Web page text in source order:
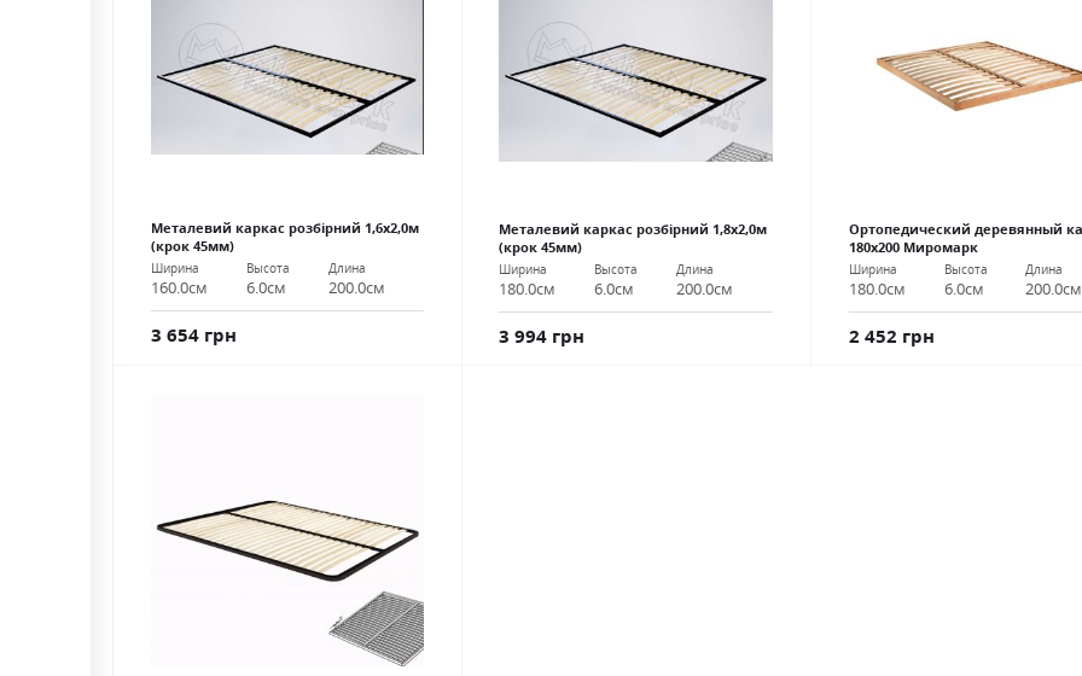
Металевий каркас розбірний 1,6х2,0м
(крок 45мм)
Ширина
160.0см
Высота
6.0см
Длина
200.0см
3 654 грн
Металевий каркас розбірний 1,8х2,0м
(крок 45мм)
Ширина
180.0см
Высота
6.0см
Длина
200.0см
3 994 грн
Ортопедический деревянный
180х200 Миромарк
Ширина
180.0см
Высота
6.0см
Длина
200.0см
2 452 грн